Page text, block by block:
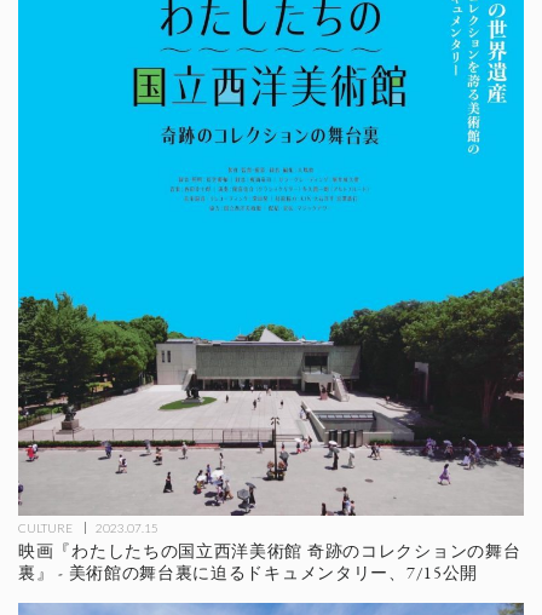
CULTURE 2023.07.15
映画『わたしたちの国立西洋美術館 奇跡のコレクションの舞台
裏』 - 美術館の舞台裏に迫るドキュメンタリー、7/15公開